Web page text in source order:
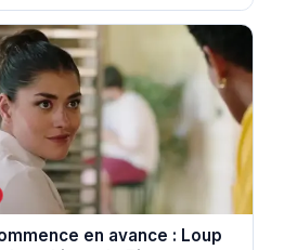
en avance : Loup